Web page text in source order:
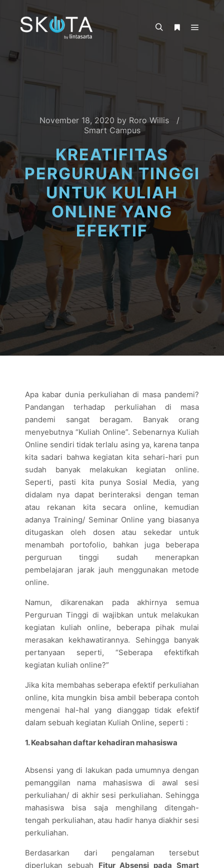
November 18, 2020 by Roro Willis
Smart Campus
KREATIFITAS
PERGURUAN TINGGI
UNTUK KULIAH
ONLINE YANG
EFEKTIF
Apa kabar dunia perkuliahan di masa pandemi?
Pandangan terhadap perkuliahan di masa
pandemi sangat beragam. Banyak orang
menyebutnya “Kuliah Online”. Sebenarnya Kuliah
Online sendiri tidak terlalu asing ya, karena tanpa
kita sadari bahwa kegiatan kita sehari-hari pun
sudah banyak melakukan kegiatan online.
Seperti, pasti kita punya Sosial Media, yang
didalam nya dapat berinteraksi dengan teman
atau rekanan kita secara online, kemudian
adanya Training/ Seminar Online yang biasanya
ditugaskan oleh dosen atau sekedar untuk
menambah portofolio, bahkan juga beberapa
perguruan tinggi sudah menerapkan
pembelajaran jarak jauh menggunakan metode
online.
Namun, dikarenakan pada akhirnya semua
Perguruan Tinggi di wajibkan untuk melakukan
kegiatan kuliah online, beberapa pihak mulai
merasakan kekhawatirannya. Sehingga banyak
pertanyaan seperti, “Seberapa efektifkah
kegiatan kuliah online?”
Jika kita membahas seberapa efektif perkuliahan
online, kita mungkin bisa ambil beberapa contoh
mengenai hal-hal yang dianggap tidak efektif
dalam sebuah kegiatan Kuliah Online, seperti :
1. Keabsahan daftar kehadiran mahasiswa
Absensi yang di lakukan pada umumnya dengan
pemanggilan nama mahasiswa di awal sesi
perkuliahan/ di akhir sesi perkuliahan. Sehingga
mahasiswa bisa saja menghilang ditengah-
tengah perkuliahan, atau hadir hanya diakhir sesi
perkuliahan.
Berdasarkan dari pengalaman tersebut
diperlukan sebuah Fitur Absensi pada Smart